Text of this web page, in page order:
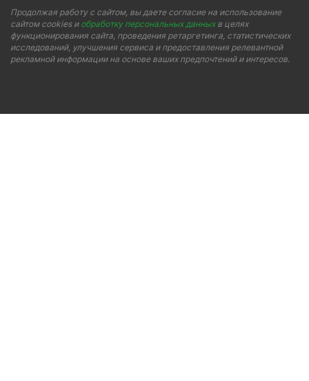
Продолжая работу с сайтом, вы даете согласие на использование
сайтом cookies и обработку персональных данныхв целях
функционирования сайта, проведения ретаргетинга, статистических
исследований, улучшения сервиса и предоставления релевантной
рекламной информации на основе ваших предпочтений и интересов.